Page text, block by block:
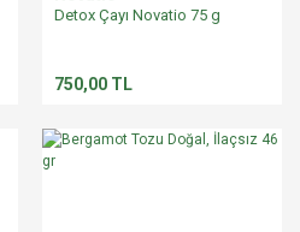
Detox Çayı Novatio 75 g
750,00 TL